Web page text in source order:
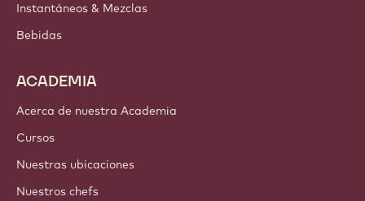
Instantáneos & Mezclas
Bebidas
ACADEMIA
Acerca de nuestra Academia
Cursos
Nuestras ubicaciones
Nuestros chefs